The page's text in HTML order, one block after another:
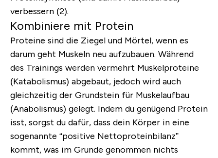
verbessern (2).
Kombiniere mit Protein
Proteine sind die Ziegel und Mörtel, wenn es
darum geht Muskeln neu aufzubauen. Während
des Trainings werden vermehrt Muskelproteine
(Katabolismus) abgebaut, jedoch wird auch
gleichzeitig der Grundstein für Muskelaufbau
(Anabolismus) gelegt. Indem du genügend Protein
isst, sorgst du dafür, dass dein Körper in eine
sogenannte “positive Nettoproteinbilanz”
kommt, was im Grunde genommen nichts